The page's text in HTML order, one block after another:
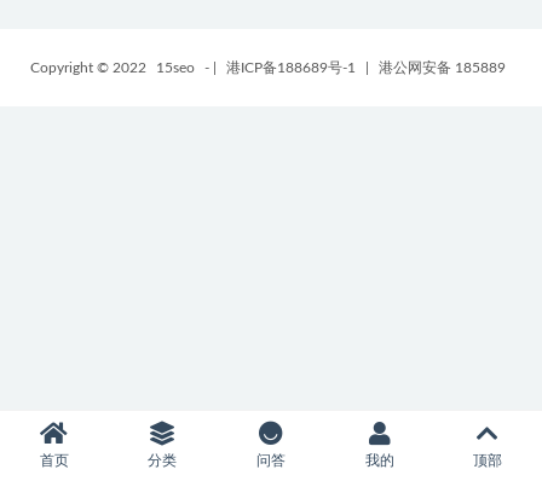
Copyright © 2022 15seo - 港ICP备188689号-1 港公网安备 185889
首页 分类 问答 我的 顶部